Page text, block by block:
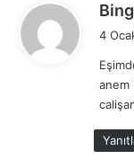
4
anem